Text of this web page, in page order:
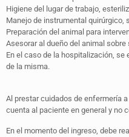
Higiene del lugar de trabajo,
Manejo de instrumental quirúrgico,
Preparación del animal para
Asesorar al dueño del animal sobre
En el caso de la hospitalización, se
de la misma.
Al prestar cuidados de enfermería
cuenta al paciente en general y no
En el momento del ingreso, debe